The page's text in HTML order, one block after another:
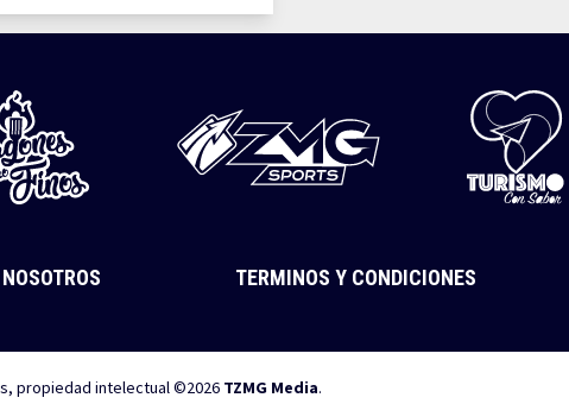
NOSOTROS TERMINOS Y CONDICIONES
propiedad intelectual ©2026 TZMG Media.